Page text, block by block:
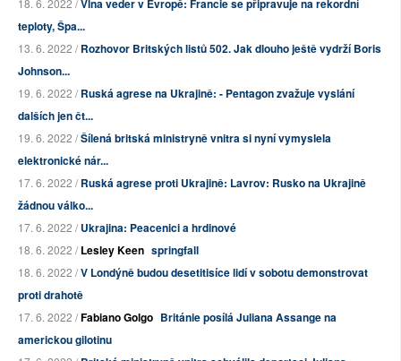
18. 6. 2022 /Vlna veder v Evropě: Francie se připravuje na rekordní
teploty, Špa...
13. 6. 2022 /Rozhovor Britských listů 502. Jak dlouho ještě vydrží Boris
Johnson...
19. 6. 2022 /Ruská agrese na Ukrajině: - Pentagon zvažuje vyslání
dalších jen čt...
19. 6. 2022 /Šílená britská ministryně vnitra si nyní vymyslela
elektronické nár...
17. 6. 2022 /Ruská agrese proti Ukrajině: Lavrov: Rusko na Ukrajině
žádnou válko...
17. 6. 2022 /Ukrajina: Peacenici a hrdinové
18. 6. 2022 /Lesley Keen springfall
18. 6. 2022 /V Londýně budou desetitisíce lidí v sobotu demonstrovat
proti drahotě
17. 6. 2022 /Fabiano Golgo Británie posílá Juliana Assange na
americkou gilotinu